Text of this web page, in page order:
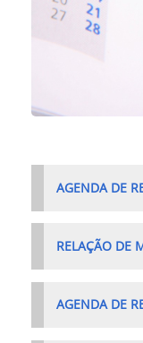
AGENDA DE
RELAÇÃO DE
AGENDA DE